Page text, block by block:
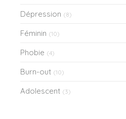
Dépression (8)
Féminin (10)
Phobie (4)
Burn-out (10)
Adolescent (3)